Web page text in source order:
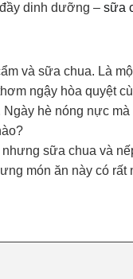
dinh dưỡng – sữa
và sữa chua. Là
ngậy hòa quyệt
hè nóng nực
sữa chua và
món ăn này có